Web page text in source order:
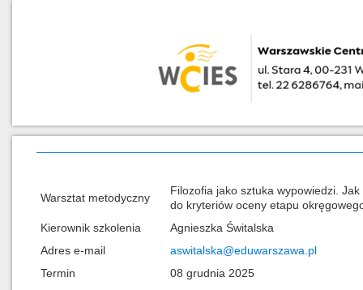
Warsztat metodyczny
Filozofia jako sztuka wypowiedzi.
do kryteriów oceny etapu
Kierownik szkolenia
Agnieszka Świtalska
Adres e-mail
aswitalska@eduwarszawa.pl
Termin
08 grudnia 2025